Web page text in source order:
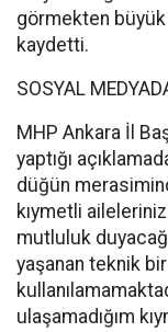
görmekten büyük
kaydetti.
SOSYAL
MHP Ankara İl
yaptığı
düğün
kıymetli
mutluluk
yaşanan teknik
ulaşamadığım